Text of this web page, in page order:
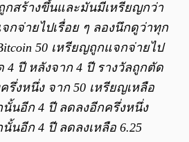
กสร้างขึ้นและมันมีเหรียญกว่า
กจ่ายไปเรื่อย ๆ ลองนึกดูว่าทุก
50 เหรียญถูกแจกจ่ายไป
ปี หลังจาก 4 ปี รางวัลถูกตัด
รึ่งหนึ่ง จาก 50 เหรียญเหลือ
นั้นอีก 4 ปี ลดลงอีกครึ่งหนึ่ง
นั้นอีก 4 ปี ลดลงเหลือ 6.25